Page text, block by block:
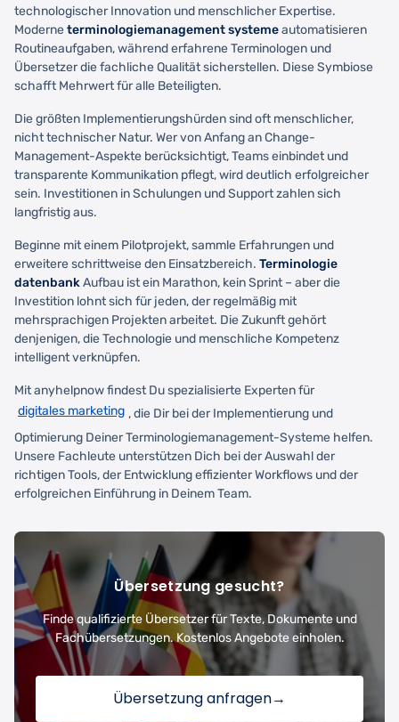
technologischer Innovation und menschlicher Expertise.
Moderneterminologiemanagement systemeautomatisieren
Routineaufgaben, während erfahrene Terminologen und
Übersetzer die fachliche Qualität sicherstellen. Diese Symbiose
schafft Mehrwert für alle Beteiligten.
Die größten Implementierungshürden sind oft menschlicher,
nicht technischer Natur. Wer von Anfang an Change-
Management-Aspekte berücksichtigt, Teams einbindet und
transparente Kommunikation pflegt, wird deutlich erfolgreicher
sein. Investitionen in Schulungen und Support zahlen sich
langfristig aus.
Beginne mit einem Pilotprojekt, sammle Erfahrungen und
erweitere schrittweise den Einsatzbereich. Terminologie
datenbankAufbau ist ein Marathon, kein Sprint – aber die
Investition lohnt sich für jeden, der regelmäßig mit
mehrsprachigen Projekten arbeitet. Die Zukunft gehört
denjenigen, die Technologie und menschliche Kompetenz
intelligent verknüpfen.
Mit anyhelpnow findest Du spezialisierte Experten für
digitales marketing , die Dir bei der Implementierung und
Optimierung Deiner Terminologiemanagement-Systeme helfen.
Unsere Fachleute unterstützen Dich bei der Auswahl der
richtigen Tools, der Entwicklung effizienter Workflows und der
erfolgreichen Einführung in Deinem Team.
Übersetzung gesucht?
Finde qualifizierte Übersetzer für Texte, Dokumente und
Fachübersetzungen. Kostenlos Angebote einholen.
Übersetzung anfragen→